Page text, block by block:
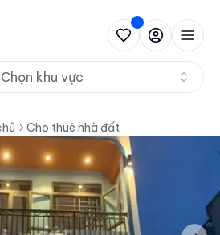
Chọn khu vực
Cho thuê nhà đất